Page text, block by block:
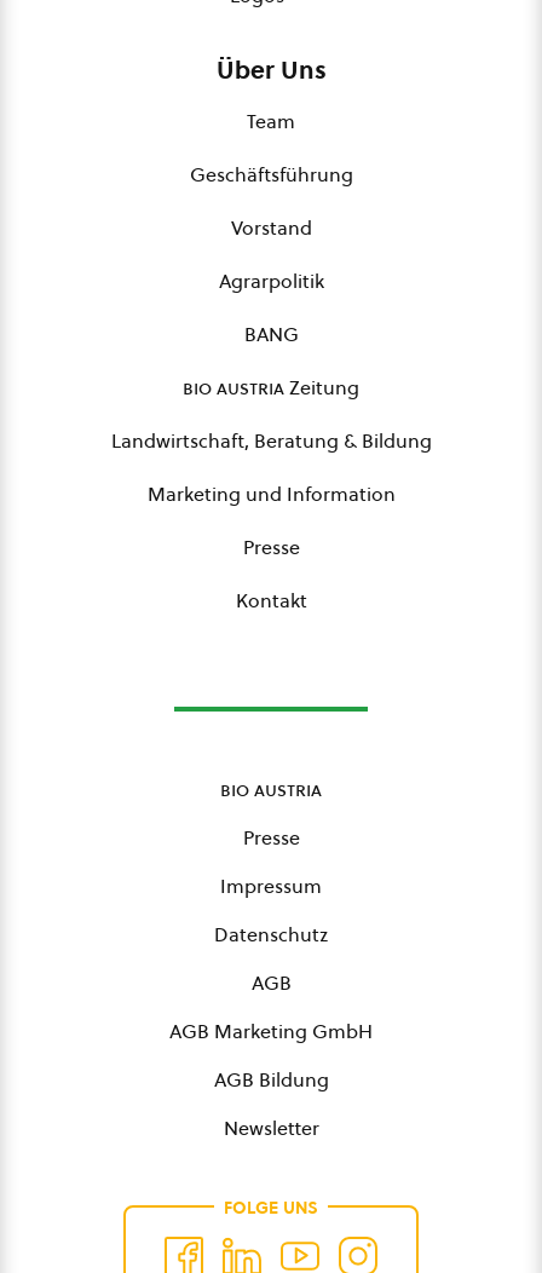
Über Uns
Team
Geschäftsführung
Vorstand
Agrarpolitik
BANG
bio austriaZeitung
Landwirtschaft, Beratung & Bildung
Marketing und Information
Presse
Kontakt
bio austria
Presse
Impressum
Datenschutz
AGB
AGB Marketing GmbH
AGB Bildung
Newsletter
FOLGE UNS